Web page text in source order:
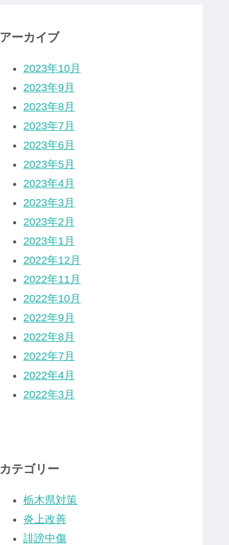
アーカイブ
2023年10月
2023年9月
2023年8月
2023年7月
2023年6月
2023年5月
2023年4月
2023年3月
2023年2月
2023年1月
2022年12月
2022年11月
2022年10月
2022年9月
2022年8月
2022年7月
2022年4月
2022年3月
カテゴリー
栃木県対策
炎上改善
誹謗中傷